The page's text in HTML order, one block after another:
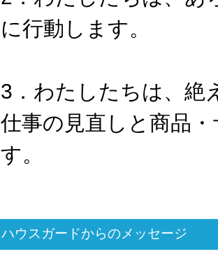
に行動します。
3．わたしたちは、絶
仕事の見直しと商品
す。
ハウスガードからのメッセージ